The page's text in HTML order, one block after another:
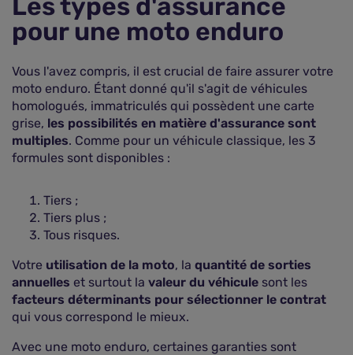
Les types d'assurance
pour une moto enduro
Vous l'avez compris, il est crucial de faire assurer votre
moto enduro. Étant donné qu'il s'agit de véhicules
homologués, immatriculés qui possèdent une carte
grise, les possibilités en matière d'assurance sont
multiples. Comme pour un véhicule classique, les 3
formules sont disponibles :
Tiers ;
Tiers plus ;
Tous risques.
Votre utilisation de la moto, la quantité de sorties
annuelles et surtout la valeur du véhicule sont les
facteurs déterminants pour sélectionner le contrat
qui vous correspond le mieux.
Avec une moto enduro, certaines garanties sont